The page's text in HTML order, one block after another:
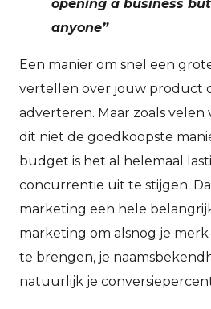
opening a business
anyone”
Een manier om snel een
vertellen over jouw product
adverteren. Maar zoals velen
dit niet de goedkoopste
budget is het al helemaal
concurrentie uit te stijgen.
marketing een hele
marketing om alsnog je
te brengen, je
natuurlijk je